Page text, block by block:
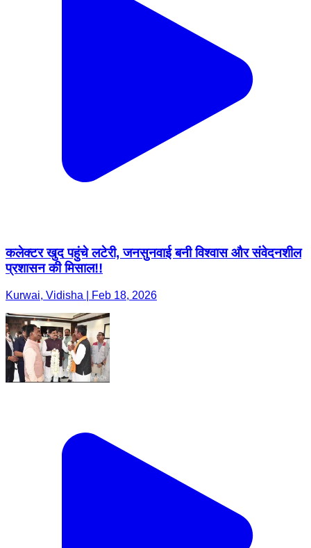
कलेक्टर खुद पहुंचे लटेरी, जनसुनवाई बनी विश्वास और संवेदनशील
प्रशासन की मिसाल!!
Kurwai, Vidisha | Feb 18, 2026